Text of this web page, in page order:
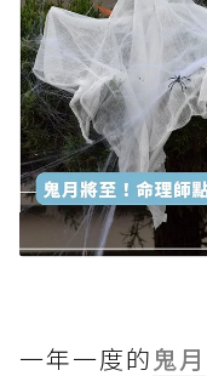
一年一度的鬼月